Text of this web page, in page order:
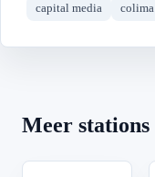
capital media
colima
Meer stations